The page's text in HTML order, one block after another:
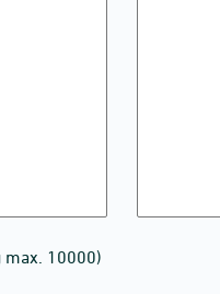
max. 10000)